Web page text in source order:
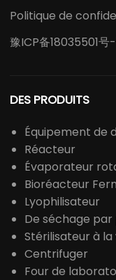
Politique de
豫ICP备18035501号-
DES PRODUITS
Équipement de
Réacteur
Évaporateur
Bioréacteur
Lyophilisateur
De séchage
Stérilisateur à
Centrifuger
Four de